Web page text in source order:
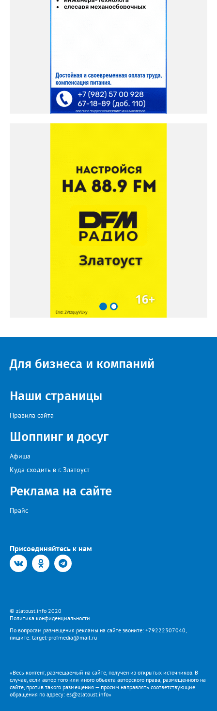
Для бизнеса и компаний
Наши страницы
Правила сайта
Шоппинг и досуг
Афиша
Куда сходить в г. Златоуст
Реклама на сайте
Прайс
Присоединяйтесь к нам
© zlatoust.info 2020
Политика конфиденциальности
По вопросам размещения рекламы на сайте звоните: +79222307040,
пишите: target-profmedia@mail.ru
«Весь контент, размещаемый на сайте, получен из открытых источников. В
случае, если автор того или иного объекта авторского права, размещенного на
сайте, против такого размещения — просим направлять соответствующие
обращения по адресу: es@zlatoust.info»